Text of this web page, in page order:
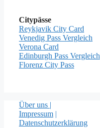
Citypässe
Reykjavik City Card
Venedig Pass Vergleich
Verona Card
Edinburgh Pass Vergleich
Florenz City Pass
Über uns |
Impressum |
Datenschutzerklärung